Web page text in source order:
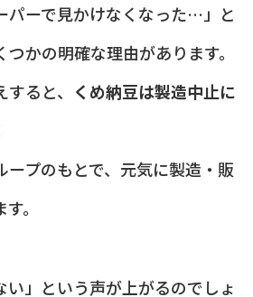
パーで見かけなくなった…」と
かの明確な理由があります。
ると、 くめ納豆は製造中止に
ープのもとで、元気に製造・販
。
い」という声が上がるのでしょ